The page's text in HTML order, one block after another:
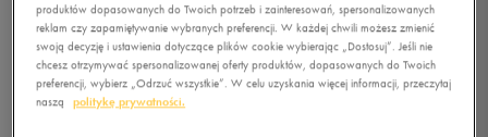
produktów dopasowanych do Twoich potrzeb i zainteresowań, spersonalizowanych
reklam czy zapamiętywanie wybranych preferencji. W każdej chwili możesz zmienić
swoją decyzję i ustawienia dotyczące plików cookie wybierając „Dostosuj”. Jeśli nie
chcesz otrzymywać spersonalizowanej oferty produktów, dopasowanych do Twoich
preferencji, wybierz „Odrzuć wszystkie”. W celu uzyskania więcej informacji, przeczytaj
naszą
politykę prywatności.